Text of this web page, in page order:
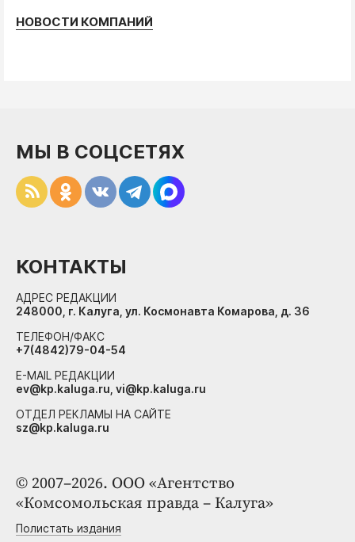
НОВОСТИ КОМПАНИЙ
© 2007–2026. ООО «Агентство
«Комсомольская правда – Калуга»
Полистать издания
МЫ В СОЦСЕТЯХ
КОНТАКТЫ
АДРЕС РЕДАКЦИИ
248000, г. Калуга, ул. Космонавта Комарова, д. 36
ТЕЛЕФОН/ФАКС
+7(4842)79-04-54
E-MAIL РЕДАКЦИИ
ev@kp.kaluga.ru, vi@kp.kaluga.ru
ОТДЕЛ РЕКЛАМЫ НА САЙТЕ
sz@kp.kaluga.ru